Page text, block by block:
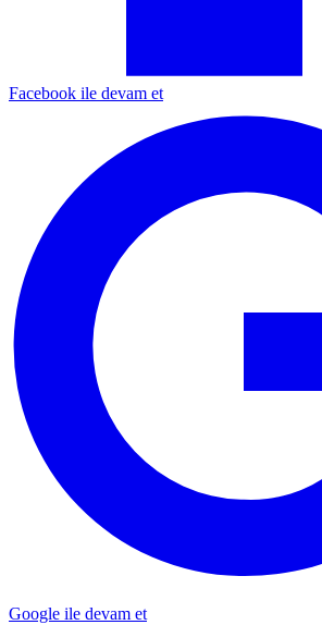
Facebook ile devam et
Google ile devam et